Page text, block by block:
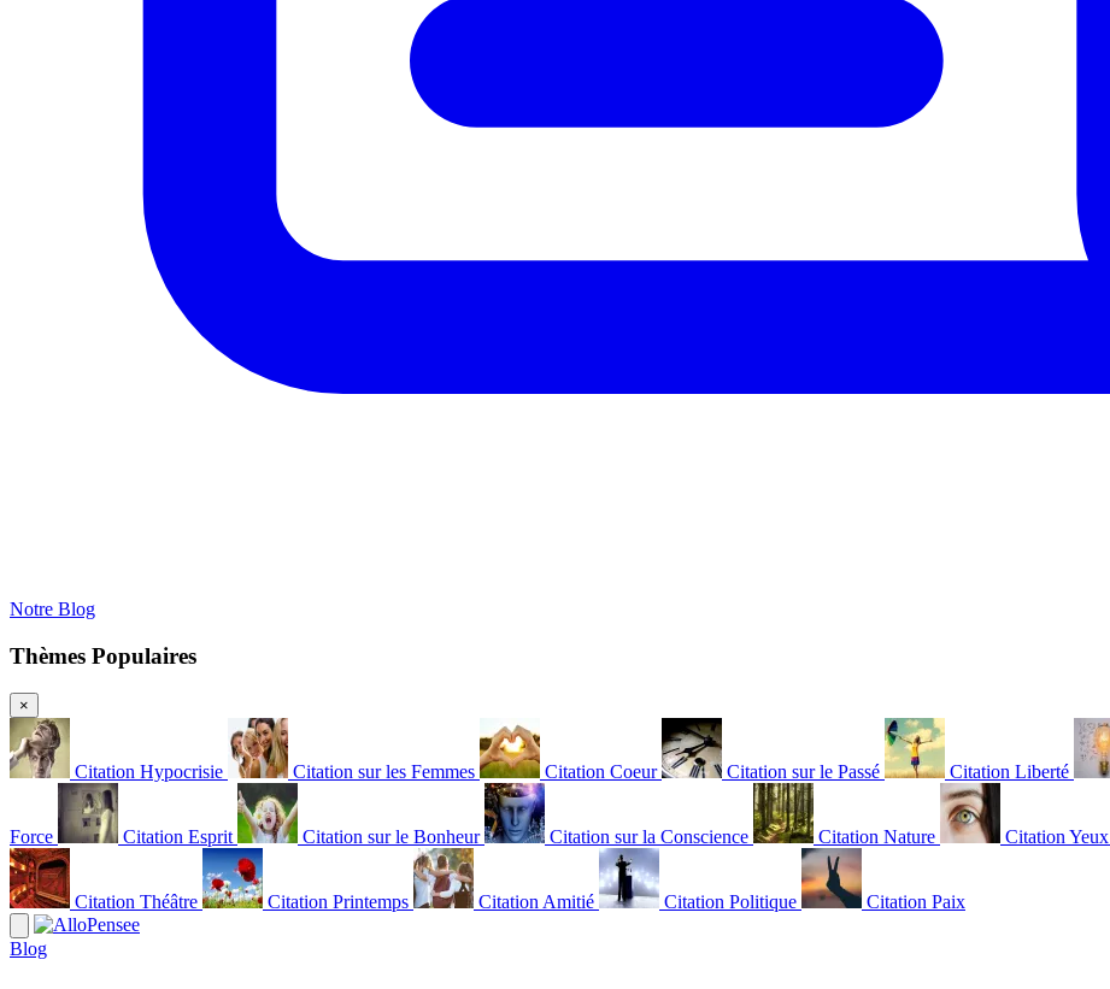
Notre Blog
Thèmes Populaires
×
Citation Hypocrisie Citation sur les Femmes Citation Coeur Citation sur le Passé Citation Liberté
Force Citation Esprit Citation sur le Bonheur Citation sur la Conscience Citation Nature Citation Yeux
Citation Théâtre Citation Printemps Citation Amitié Citation Politique Citation Paix
Blog